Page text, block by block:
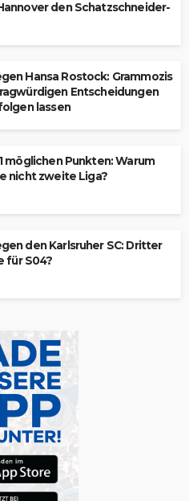
den Schatzschneider-
Hansa Rostock: Grammozis
Entscheidungen
lassen
möglichen Punkten: Warum
nicht zweite Liga?
den Karlsruher SC: Dritter
für S04?